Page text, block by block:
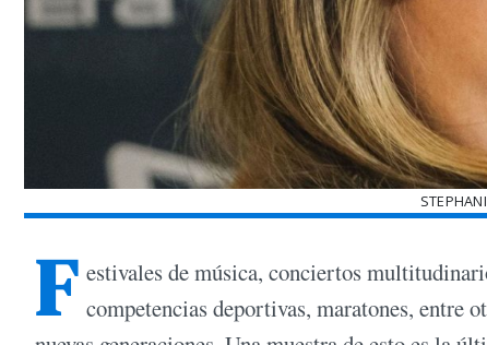
F estivales de música, conciertos
competencias deportivas, maratones, entre